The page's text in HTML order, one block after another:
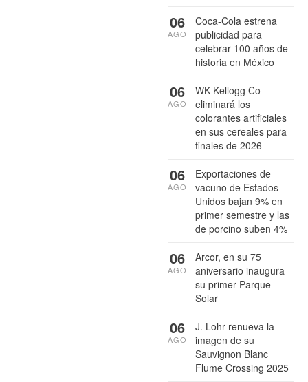
Coca-Cola estrena
publicidad para
celebrar 100 años de
historia en México
06
AGO
WK Kellogg Co
eliminará los
colorantes artificiales
en sus cereales para
finales de 2026
06
AGO
Exportaciones de
vacuno de Estados
Unidos bajan 9% en
primer semestre y las
de porcino suben 4%
06
AGO
Arcor, en su 75
aniversario inaugura
su primer Parque
Solar
06
AGO
J. Lohr renueva la
imagen de su
Sauvignon Blanc
Flume Crossing 2025
06
AGO